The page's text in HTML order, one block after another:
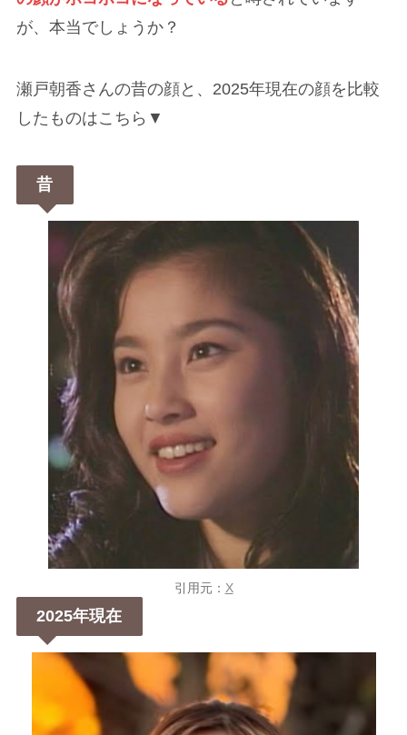
が、本当でしょうか？
瀬戸朝香さんの昔の顔と、2025年現在の顔を比較
したものはこちら▼
昔
引用元： X
2025年現在